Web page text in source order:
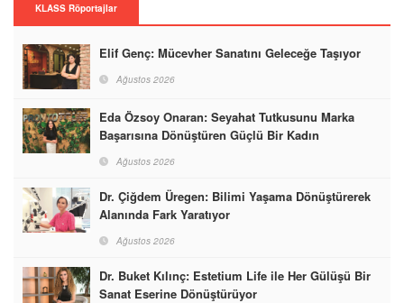
KLASS Röportajlar
Elif Genç: Mücevher Sanatını Geleceğe Taşıyor
Ağustos 2026
Eda Özsoy Onaran: Seyahat Tutkusunu Marka
Başarısına Dönüştüren Güçlü Bir Kadın
Ağustos 2026
Dr. Çiğdem Üregen: Bilimi Yaşama Dönüştürerek
Alanında Fark Yaratıyor
Ağustos 2026
Dr. Buket Kılınç: Estetium Life ile Her Gülüşü Bir
Sanat Eserine Dönüştürüyor